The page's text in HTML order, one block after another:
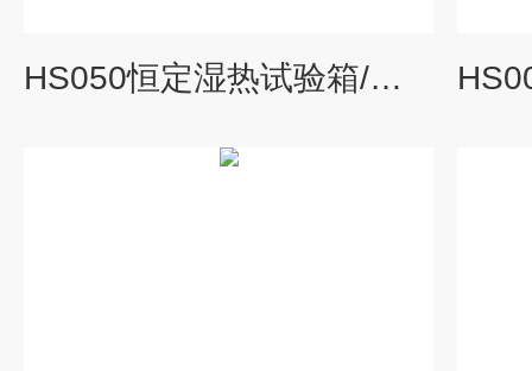
HS050恒定湿热试验箱/高温试验箱/低温试验箱